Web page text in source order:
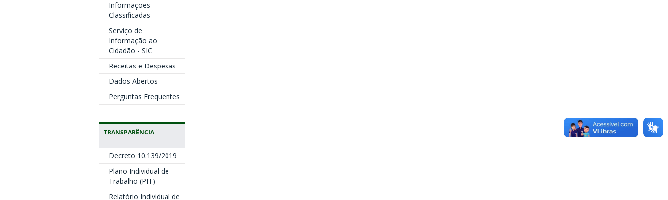
Informações
Classificadas
Serviço de
Informação ao
Cidadão - SIC
Receitas e Despesas
Dados Abertos
Perguntas Frequentes
TRANSPARÊNCIA
Decreto 10.139/2019
Plano Individual de
Trabalho (PIT)
Relatório Individual de